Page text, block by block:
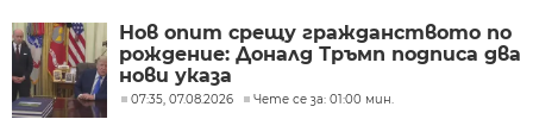
Нов опит срещу гражданството по
рождение: Доналд Тръмп подписа два
нови указа
07:35, 07.08.2026 Чете се за: 01:00 мин.